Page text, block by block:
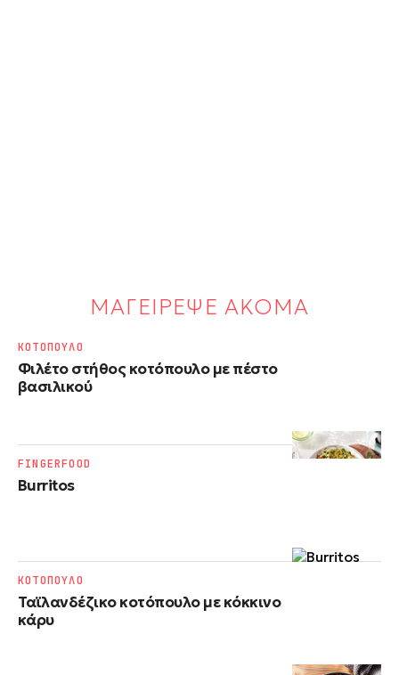
ΜΑΓΕΙΡΕΨΕ ΑΚΟΜΑ
Φιλέτο στήθος κοτόπουλο με πέστο
βασιλικού
ΚΟΤΟΠΟΥΛΟ
Burritos
FINGERFOOD
Ταϊλανδέζικο κοτόπουλο με κόκκινο
κάρυ
ΚΟΤΟΠΟΥΛΟ